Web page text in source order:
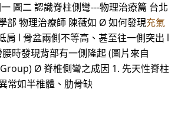
圖二 認識脊柱側彎---物理治療篇 台北
部 物理治療師 陳薇如 Ø 如何發現充氣
肩 l 骨盆兩側不等高、甚至往一側突出 l
時發現背部有一側隆起 (圖片來自
Ø 脊椎側彎之成因 1. 先天性脊柱
常如半椎體、肋骨缺